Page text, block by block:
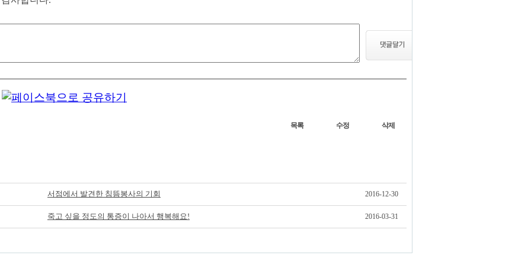
목록 수정 삭제
서점에서 발견한 침뜸봉사의 기회 2016-12-30
죽고 싶을 정도의 통증이 나아서 행복해요! 2016-03-31